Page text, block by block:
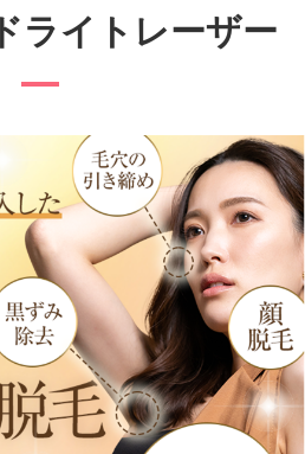
ライトレーザー